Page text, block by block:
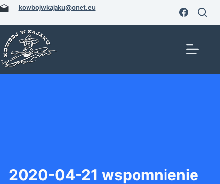
Przejdź
treści
kowbojwkajaku@onet.eu
2020-04-21 wspomnienie